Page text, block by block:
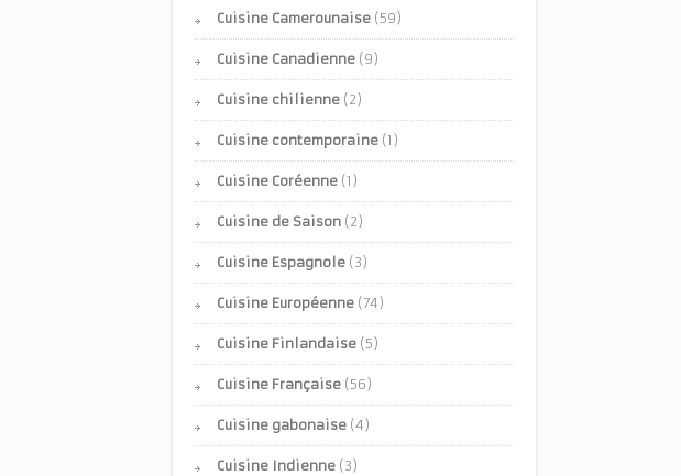
Cuisine Camerounaise (59)
Cuisine Canadienne (9)
Cuisine chilienne (2)
Cuisine contemporaine (1)
Cuisine Coréenne (1)
Cuisine de Saison (2)
Cuisine Espagnole (3)
Cuisine Européenne (74)
Cuisine Finlandaise (5)
Cuisine Française (56)
Cuisine gabonaise (4)
Cuisine Indienne (3)